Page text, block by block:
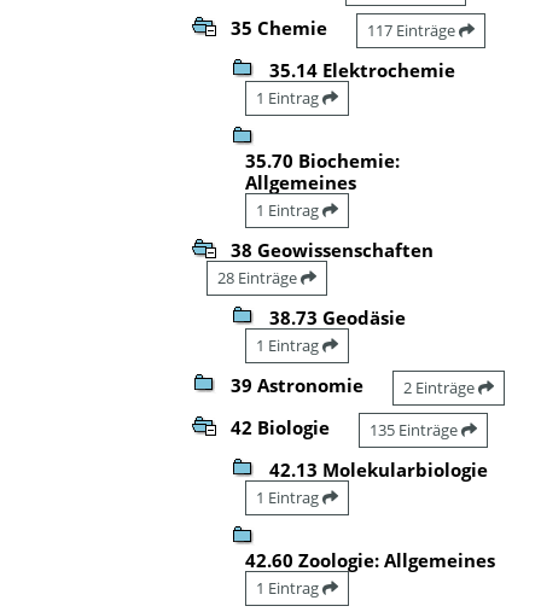
35 Chemie 117 Einträge
35.14 Elektrochemie
1 Eintrag
35.70 Biochemie:
Allgemeines
1 Eintrag
38 Geowissenschaften
28 Einträge
38.73 Geodäsie
1 Eintrag
39 Astronomie 2 Einträge
42 Biologie 135 Einträge
42.13 Molekularbiologie
1 Eintrag
42.60 Zoologie: Allgemeines
1 Eintrag